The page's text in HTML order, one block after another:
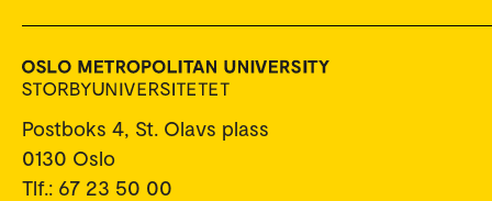
Postboks 4, St. Olavs plass
0130 Oslo
Tlf.: 67 23 50 00